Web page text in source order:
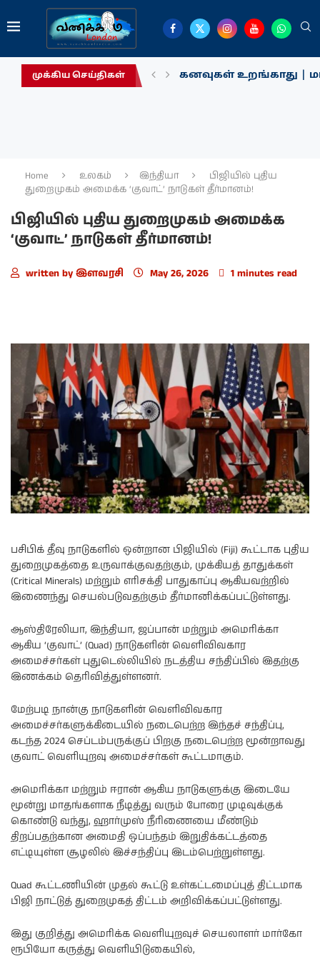
முக்கிய செய்திகள் கனவுகள் உறங்காது |
Home உலகம் இந்தியா
பிஜியில் புதிய
துறைமுகம் அமைக்க ‘குவாட்’ நாடுகள் தீர்மானம்!
பிஜியில் புதிய துறைமுகம் அமைக்க
‘குவாட்’ நாடுகள் தீர்மானம்!
written by இளவரசி May 26, 2026 1 minutes read
பசிபிக் தீவு நாடுகளில் ஒன்றான பிஜியில் (Fiji) கூட்டாக புதிய
துறைமுகத்தை உருவாக்குவதற்கும், முக்கியத் தாதுக்கள்
(Critical Minerals) மற்றும் எரிசக்தி பாதுகாப்பு ஆகியவற்றில்
இணைந்து செயல்படுவதற்கும் தீர்மானிக்கப்பட்டுள்ளது.
ஆஸ்திரேலியா, இந்தியா, ஜப்பான் மற்றும் அமெரிக்கா
ஆகிய ‘குவாட்’ (Quad) நாடுகளின் வெளிவிவகார
அமைச்சர்கள் புதுடெல்லியில் நடத்திய சந்திப்பில் இதற்கு
இணக்கம் தெரிவித்துள்ளனர்.
மேற்படி நான்கு நாடுகளின் வெளிவிவகார
அமைச்சர்களுக்கிடையில் நடைபெற்ற இந்தச் சந்திப்பு,
கடந்த 2024 செப்டம்பருக்குப் பிறகு நடைபெற்ற மூன்றாவது
குவாட் வெளியுறவு அமைச்சர்கள் கூட்டமாகும்.
அமெரிக்கா மற்றும் ஈரான் ஆகிய நாடுகளுக்கு இடையே
மூன்று மாதங்களாக நீடித்து வரும் போரை முடிவுக்குக்
கொண்டு வந்து, ஹார்முஸ் நீரிணையை மீண்டும்
திறப்பதற்கான அமைதி ஒப்பந்தம் இறுதிக்கட்டத்தை
எட்டியுள்ள சூழலில் இச்சந்திப்பு இடம்பெற்றுள்ளது.
Quad கூட்டணியின் முதல் கூட்டு உள்கட்டமைப்புத் திட்டமாக
பிஜி நாட்டுத் துறைமுகத் திட்டம் அறிவிக்கப்பட்டுள்ளது.
இது குறித்து அமெரிக்க வெளியுறவுச் செயலாளர் மார்கோ
ரூபியோ கருத்து வெளியிடுகையில்,